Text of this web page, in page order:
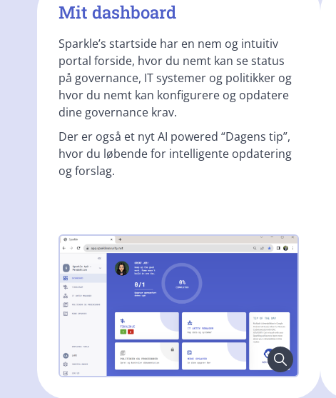
Mit dashboard
Sparkle’s startside har en nem og intuitiv
portal forside, hvor du nemt kan se status
på governance, IT systemer og politikker og
hvor du nemt kan konfigurere og opdatere
dine governance krav.
Der er også et nyt AI powered “Dagens tip”,
hvor du løbende for intelligente opdatering
og forslag.